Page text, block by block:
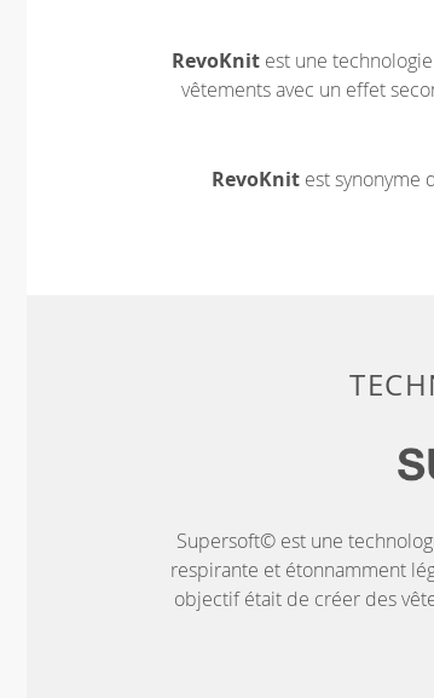
RevoKnitest une
vêtements avec un effet
RevoKnitest synonyme
Supersoft© est une
respirante et étonnamment
objectif était de créer des